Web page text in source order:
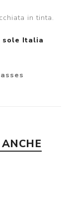
in tinta.
sole Italia